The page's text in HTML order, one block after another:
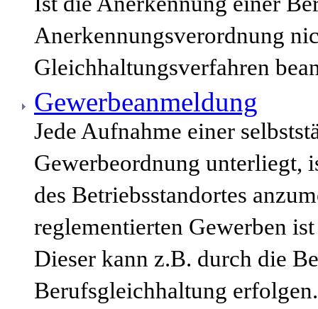
Anerkennungsverordnung
Gleichhaltungsverfahren
Gewerbeanmeldung
Jede Aufnahme einer
Gewerbeordnung unterliegt,
des Betriebsstandortes
reglementierten Gewerben
Dieser kann z.B. durch die
Berufsgleichhaltung erfolgen.